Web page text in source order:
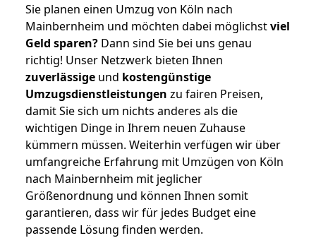
Sie planen einen Umzug von Köln nach
Mainbernheim und möchten dabei möglichstviel
Geld sparen? Dann sind Sie bei uns genau
richtig! Unser Netzwerk bieten Ihnen
zuverlässige und kostengünstige
Umzugsdienstleistungen zu fairen Preisen,
damit Sie sich um nichts anderes als die
wichtigen Dinge in Ihrem neuen Zuhause
kümmern müssen. Weiterhin verfügen wir über
umfangreiche Erfahrung mit Umzügen von Köln
nach Mainbernheim mit jeglicher
Größenordnung und können Ihnen somit
garantieren, dass wir für jedes Budget eine
passende Lösung finden werden.